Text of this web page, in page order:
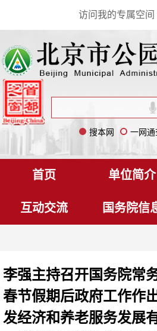
访问我的专属空间
搜本网 一网通
首页 单位简介
互动交流 国务院信
李强主持召开国务院常
春节假期后政府工作作
发经济和养老服务发展